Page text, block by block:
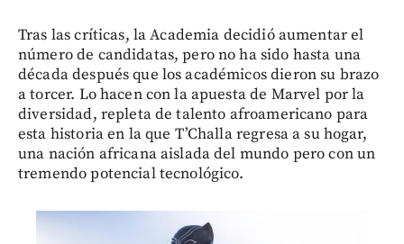
Tras las críticas, la Academia decidió aumentar el
número de candidatas, pero no ha sido hasta una
década después que los académicos dieron su brazo
a torcer. Lo hacen con la apuesta de Marvel por la
diversidad, repleta de talento afroamericano para
esta historia en la que T’Challa regresa a su hogar,
una nación africana aislada del mundo pero con un
tremendo potencial tecnológico.